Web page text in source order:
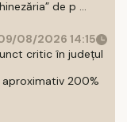
de p ...
08/2026 14:15
critic în județul
200%